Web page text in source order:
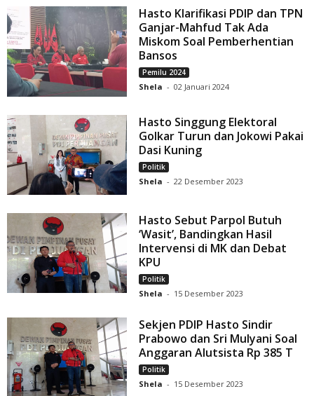
Hasto Klarifikasi PDIP dan TPN
Ganjar-Mahfud Tak Ada
Miskom Soal Pemberhentian
Bansos
Pemilu 2024
Shela - 02 Januari 2024
Hasto Singgung Elektoral
Golkar Turun dan Jokowi Pakai
Dasi Kuning
Politik
Shela - 22 Desember 2023
Hasto Sebut Parpol Butuh
‘Wasit’, Bandingkan Hasil
Intervensi di MK dan Debat
KPU
Politik
Shela - 15 Desember 2023
Sekjen PDIP Hasto Sindir
Prabowo dan Sri Mulyani Soal
Anggaran Alutsista Rp 385 T
Politik
Shela - 15 Desember 2023